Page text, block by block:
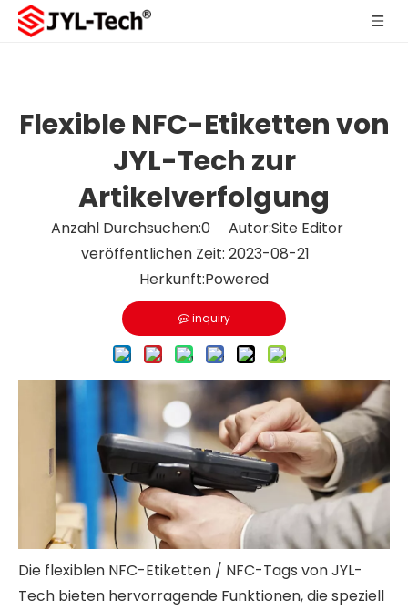
Flexible NFC-Etiketten von
JYL-Tech zur
Artikelverfolgung
Anzahl Durchsuchen:0Autor:Site Editor
veröffentlichen Zeit: 2023-08-21
Herkunft:Powered
inquiry
Die flexiblen NFC-Etiketten / NFC-Tags von JYL-
Tech bieten hervorragende Funktionen, die speziell